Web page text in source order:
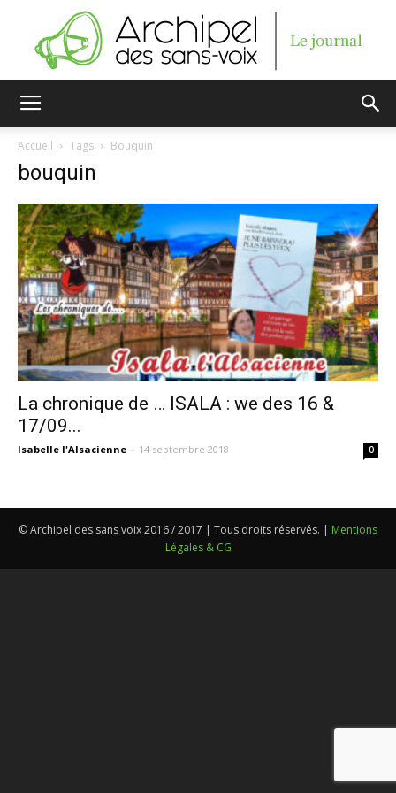
sans-
voix
Accueil Tags Bouquin
bouquin
La chronique de … ISALA : we des 16 &
17/09...
Isabelle l'Alsacienne - 14 septembre 2018 0
© Archipel des sans voix 2016 / 2017 | Tous droits réservés. | Mentions
Légales & CG